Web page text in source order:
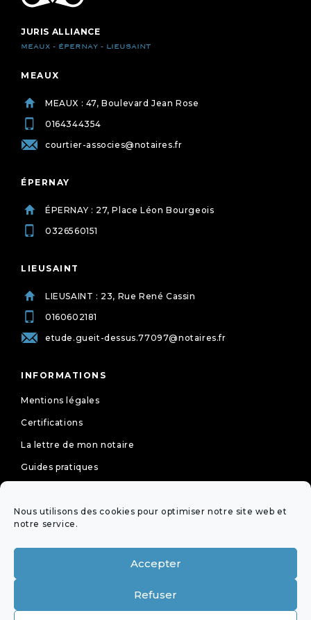
Nous utilisons des cookies pour optimiser notre site web et
notre service.
Accepter
Refuser
JURIS ALLIANCE
MEAUX - ÉPERNAY - LIEUSAINT
MEAUX
MEAUX : 47, Boulevard Jean Rose
0164344354
courtier-associes@notaires.fr
ÉPERNAY
ÉPERNAY : 27, Place Léon Bourgeois
0326560151
LIEUSAINT
LIEUSAINT : 23, Rue René Cassin
0160602181
etude.gueit-dessus.77097@notaires.fr
INFORMATIONS
Mentions légales
Certifications
La lettre de mon notaire
Guides pratiques
Politique de cookies (UE)